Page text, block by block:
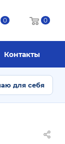
0 0
Контакты
для себя